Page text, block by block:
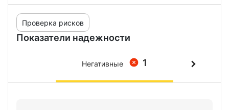
Показатели надежности
Проверка рисков
1
Негативные